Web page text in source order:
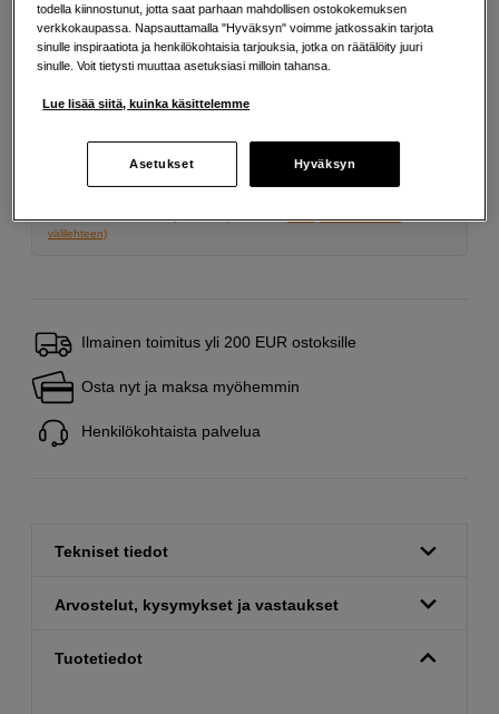
Maksa Svea-erämaksulla
19,07 %
Lainaaminen maksaa! Jos et pysty maksamaan velkaa ajoissa, saatat
saada maksuhäiriömerkinnän. Se voi vaikeuttaa asunnon vuokraamista,
välilehteen)
Ilmainen toimitus yli 200 EUR ostoksille
Osta nyt ja maksa myöhemmin
Henkilökohtaista palvelua
Tekniset tiedot
Arvostelut, kysymykset ja vastaukset
Tuotetiedot
todella kiinnostunut, jotta saat parhaan mahdollisen ostokokemuksen
verkkokaupassa. Napsauttamalla "Hyväksyn" voimme jatkossakin tarjota
sinulle inspiraatiota ja henkilökohtaisia tarjouksia, jotka on räätälöity juuri
sinulle. Voit tietysti muuttaa asetuksiasi milloin tahansa.
Lue lisää siitä, kuinka käsittelemme
Asetukset Hyväksyn